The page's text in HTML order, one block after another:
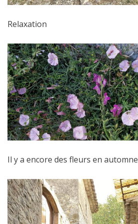
Relaxation
Il y a encore des fleurs en automne